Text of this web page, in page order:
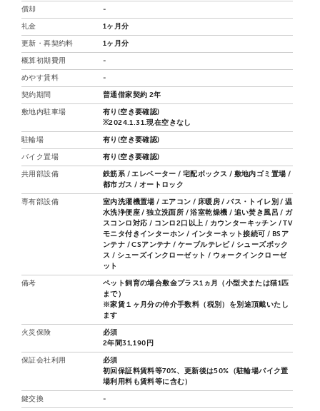
償却 -
礼金 1ヶ月分
更新・再契約料 1ヶ月分
概算初期費用 -
めやす賃料 -
契約期間 普通借家契約 2年
敷地内駐車場
有り(空き要確認)
※2024.1.31.現在空きなし
駐輪場 有り(空き要確認)
バイク置場 有り(空き要確認)
共用部設備
鉄筋系 / エレベーター / 宅配ボックス / 敷地内ゴミ置場 /
都市ガス / オートロック
専有部設備
室内洗濯機置場 / エアコン / 床暖房 / バス・トイレ別 / 温
水洗浄便座 / 独立洗面所 / 浴室乾燥機 / 追い焚き風呂 / ガ
スコンロ対応 / コンロ2口以上 / カウンターキッチン / TV
モニタ付きインターホン / インターネット接続可 / BSア
ンテナ / CSアンテナ / ケーブルテレビ / シューズボック
ス / シューズインクローゼット / ウォークインクローゼ
ット
備考
ペット飼育の場合敷金プラス1ヵ月（小型犬または猫1匹
まで）
※家賃１ヶ月分の仲介手数料（税別）を別途頂戴いたし
ます
火災保険
必須
2年間31,190円
保証会社利用
必須
初回保証料賃料等70%、更新後は50%（駐輪場バイク置
場利用料も賃料等に含む）
鍵交換 -